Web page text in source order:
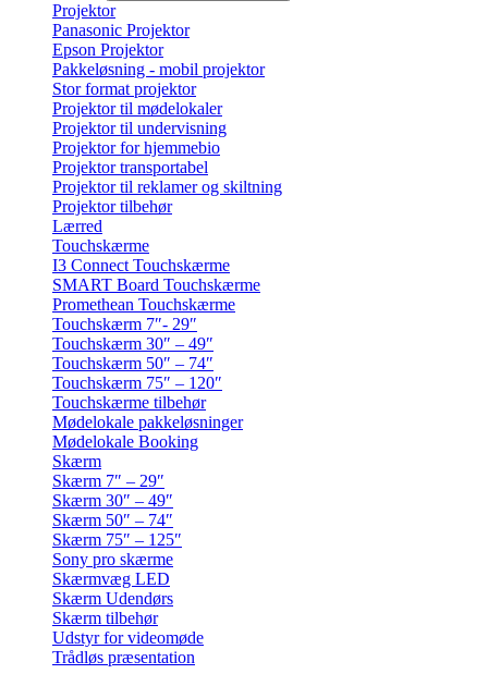
Projektor
Panasonic Projektor
Epson Projektor
Pakkeløsning - mobil projektor
Stor format projektor
Projektor til mødelokaler
Projektor til undervisning
Projektor for hjemmebio
Projektor transportabel
Projektor til reklamer og skiltning
Projektor tilbehør
Lærred
Touchskærme
I3 Connect Touchskærme
SMART Board Touchskærme
Promethean Touchskærme
Touchskærm 7″- 29″
Touchskærm 30″ – 49″
Touchskærm 50″ – 74″
Touchskærm 75″ – 120″
Touchskærme tilbehør
Mødelokale pakkeløsninger
Mødelokale Booking
Skærm
Skærm 7″ – 29″
Skærm 30″ – 49″
Skærm 50″ – 74″
Skærm 75″ – 125″
Sony pro skærme
Skærmvæg LED
Skærm Udendørs
Skærm tilbehør
Udstyr for videomøde
Trådløs præsentation